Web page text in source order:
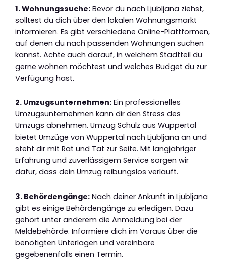
1. Wohnungssuche: Bevor du nach Ljubljana ziehst,
solltest du dich über den lokalen Wohnungsmarkt
informieren. Es gibt verschiedene Online-Plattformen,
auf denen du nach passenden Wohnungen suchen
kannst. Achte auch darauf, in welchem Stadtteil du
gerne wohnen möchtest und welches Budget du zur
Verfügung hast.
2. Umzugsunternehmen: Ein professionelles
Umzugsunternehmen kann dir den Stress des
Umzugs abnehmen. Umzug Schulz aus Wuppertal
bietet Umzüge von Wuppertal nach Ljubljana an und
steht dir mit Rat und Tat zur Seite. Mit langjähriger
Erfahrung und zuverlässigem Service sorgen wir
dafür, dass dein Umzug reibungslos verläuft.
3. Behördengänge: Nach deiner Ankunft in Ljubljana
gibt es einige Behördengänge zu erledigen. Dazu
gehört unter anderem die Anmeldung bei der
Meldebehörde. Informiere dich im Voraus über die
benötigten Unterlagen und vereinbare
gegebenenfalls einen Termin.